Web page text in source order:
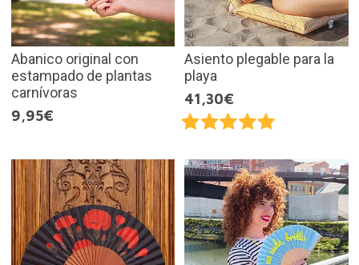
Abanico original con
estampado de plantas
carnívoras
9,95€
Asiento plegable para la
playa
41,30€